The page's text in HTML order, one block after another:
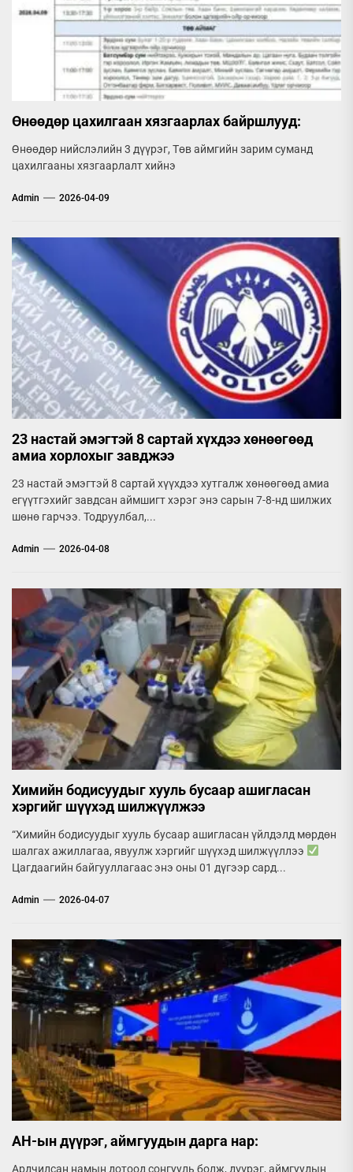
Өнөөдөр цахилгаан хязгаарлах байршлууд:
Өнөөдөр нийслэлийн 3 дүүрэг, Төв аймгийн зарим суманд
цахилгааны хязгаарлалт хийнэ
Admin 2026-04-09
23 настай эмэгтэй 8 сартай хүхдээ хөнөөгөөд
амиа хорлохыг завджээ
23 настай эмэгтэй 8 сартай хүүхдээ хутгалж хөнөөгөөд амиа
егүүтгэхийг завдсан аймшигт хэрэг энэ сарын 7-8-нд шилжих
шөнө гарчээ. Тодруулбал,...
Admin 2026-04-08
Химийн бодисуудыг хууль бусаар ашигласан
хэргийг шүүхэд шилжүүлжээ
“Химийн бодисуудыг хууль бусаар ашигласан үйлдэлд мөрдөн
шалгах ажиллагаа, явуулж хэргийг шүүхэд шилжүүллээ
Цагдаагийн байгууллагаас энэ оны 01 дүгээр сард...
Admin 2026-04-07
АН-ын дүүрэг, аймгуудын дарга нар:
Ардчилсан намын дотоод сонгууль болж, дүүрэг, аймгуудын